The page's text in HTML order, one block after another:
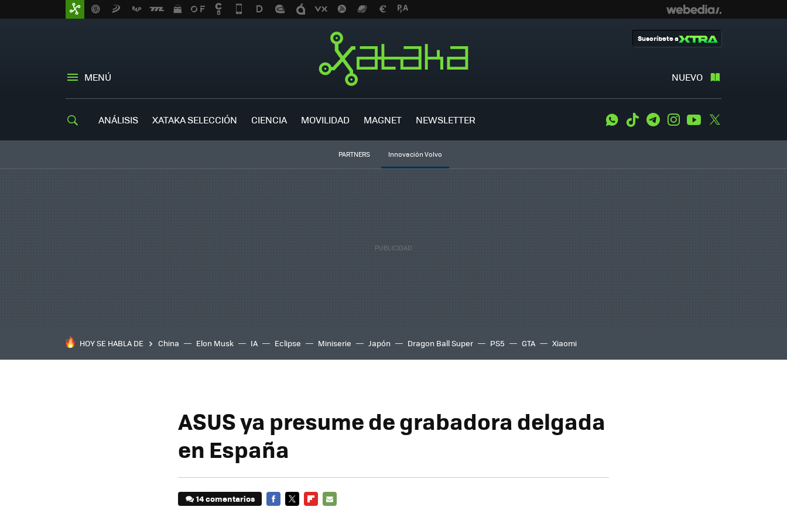
MENÚ NUEVO
Suscríbete a
ANÁLISIS XATAKA SELECCIÓN CIENCIA MOVILIDAD MAGNET NEWSLETTER WhatsApp
Tiktok TelegramInstagramYoutube
PARTNERS Innovación Volvo
HOY SE HABLA DE China Elon Musk IA Eclipse Miniserie Japón Dragon Ball Super PS5 GTA Xiaomi
ASUS ya presume de grabadora delgada
en España
14 comentarios